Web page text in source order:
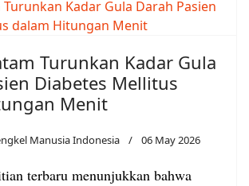
Turunkan Kadar Gula
Diabetes Mellitus
Menit
Manusia Indonesia 06 May 2026
terbaru menunjukkan bahwa